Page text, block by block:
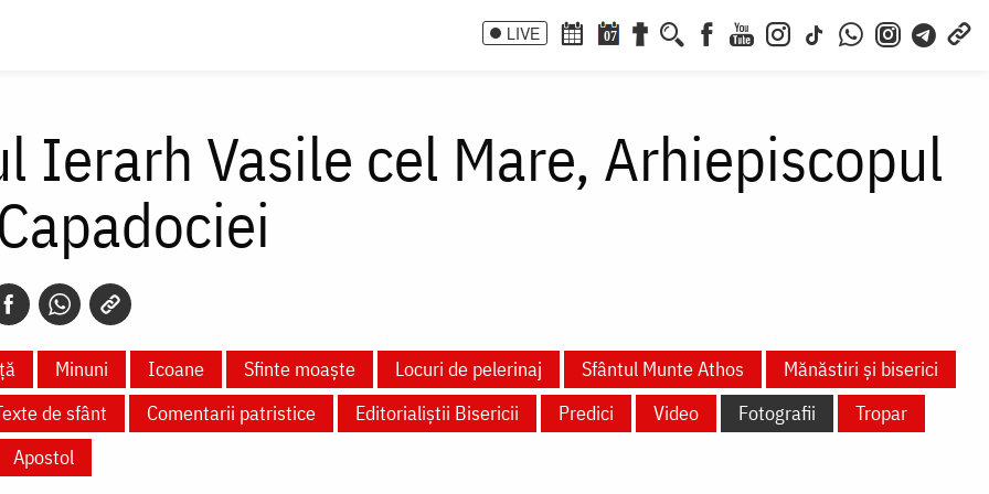
LIVE 07
Ierarh Vasile cel Mare, Arhiepiscopul
Minuni Icoane Sfinte moaște Locuri de pelerinaj Sfântul Munte Athos
Mănăstiri și biserici
de sfânt Comentarii patristice Editorialiștii Bisericii Predici Video Fotografii
Tropar
Apostol